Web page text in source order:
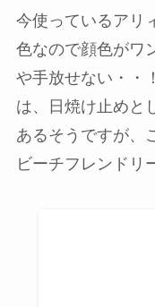
今使っているアリ
色なので顔色がワ
や手放せない・・
は、日焼け止めと
あるそうですが、
ビーチフレンドリ